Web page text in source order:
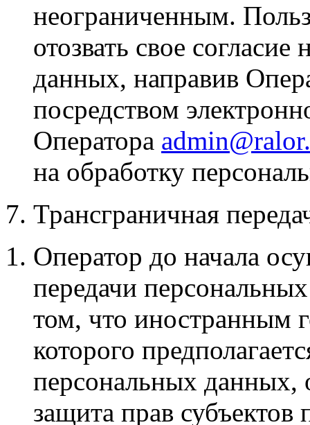
неограниченным.
отозвать свое
данных, направив
посредством
Оператора
на обработку
7. Трансграничная
Оператор до начала
передачи
том, что иностранным
которого
персональных данных,
защита прав